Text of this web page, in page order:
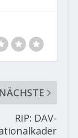
NÄCHSTE
RIP: DAV-